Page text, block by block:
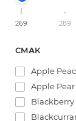
269 289
СМАК
Apple
Apple Pear